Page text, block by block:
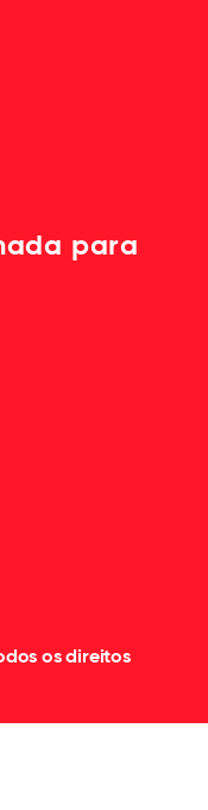
para
os direitos